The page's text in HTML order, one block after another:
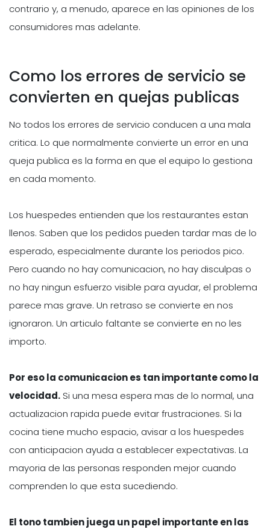
contrario y, a menudo, aparece en las opiniones de los
consumidores mas adelante.
Como los errores de servicio se
convierten en quejas publicas
No todos los errores de servicio conducen a una mala
critica. Lo que normalmente convierte un error en una
queja publica es la forma en que el equipo lo gestiona
en cada momento.
Los huespedes entienden que los restaurantes estan
llenos. Saben que los pedidos pueden tardar mas de lo
esperado, especialmente durante los periodos pico.
Pero cuando no hay comunicacion, no hay disculpas o
no hay ningun esfuerzo visible para ayudar, el problema
parece mas grave. Un retraso se convierte en nos
ignoraron. Un articulo faltante se convierte en no les
importo.
Por eso la comunicacion es tan importante como la
velocidad. Si una mesa espera mas de lo normal, una
actualizacion rapida puede evitar frustraciones. Si la
cocina tiene mucho espacio, avisar a los huespedes
con anticipacion ayuda a establecer expectativas. La
mayoria de las personas responden mejor cuando
comprenden lo que esta sucediendo.
El tono tambien juega un papel importante en las